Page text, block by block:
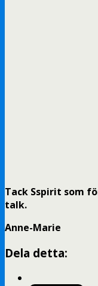
Tack Sspirit som
talk.
Anne-Marie
Dela detta: